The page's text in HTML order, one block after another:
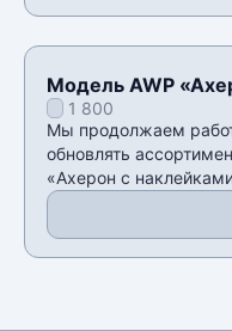
Модель AWP
CSS v34
1 800
Мы продолжаем
обновлять
«Ахерон с